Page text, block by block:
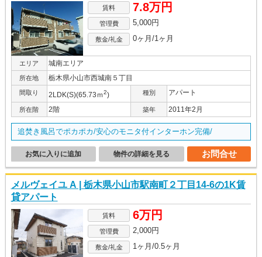
賃料 7.8万円
管理費 5,000円
敷金/礼金 0ヶ月/1ヶ月
エリア 城南エリア
所在地 栃木県小山市西城南５丁目
間取り 2LDK(S)(65.73ｍ2) 種別 アパート
所在階 2階 築年 2011年2月
追焚き風呂でポカポカ/安心のモニタ付インターホン完備/
お問合せ
物件の詳細を見る
お気に入りに追加
メルヴェイユ A | 栃木県小山市駅南町２丁目14-6の1K賃
貸アパート
賃料 6万円
管理費 2,000円
敷金/礼金 1ヶ月/0.5ヶ月